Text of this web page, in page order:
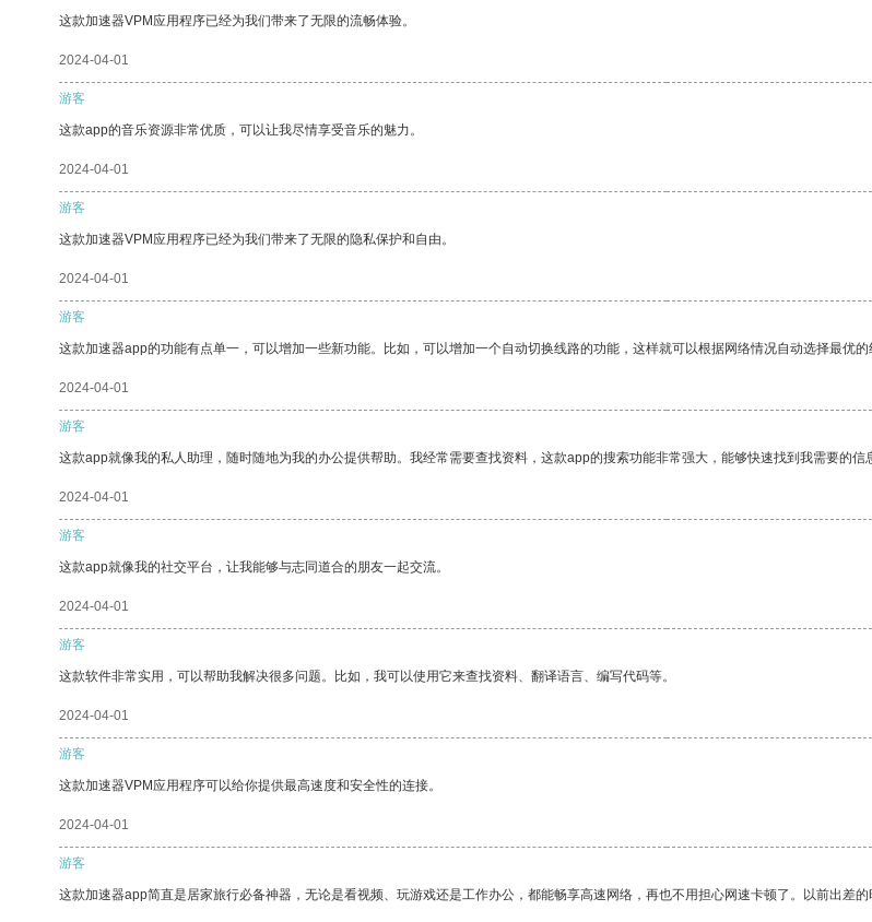
这款加速器VPM应用程序已经为我们带来了无限的流畅体验。
2024-04-01
游客
这款app的音乐资源非常优质，可以让我尽情享受音乐的魅力。
2024-04-01
游客
这款加速器VPM应用程序已经为我们带来了无限的隐私保护和自由。
2024-04-01
游客
这款加速器app的功能有点单一，可以增加一些新功能。比如，可以增加一个自动切换线路的功能，这样就可以根据网络情况自动选择最优的
2024-04-01
游客
这款app就像我的私人助理，随时随地为我的办公提供帮助。我经常需要查找资料，这款app的搜索功能非常强大，能够快速找到我需要的信
2024-04-01
游客
这款app就像我的社交平台，让我能够与志同道合的朋友一起交流。
2024-04-01
游客
这款软件非常实用，可以帮助我解决很多问题。比如，我可以使用它来查找资料、翻译语言、编写代码等。
2024-04-01
游客
这款加速器VPM应用程序可以给你提供最高速度和安全性的连接。
2024-04-01
游客
这款加速器app简直是居家旅行必备神器，无论是看视频、玩游戏还是工作办公，都能畅享高速网络，再也不用担心网速卡顿了。以前出差